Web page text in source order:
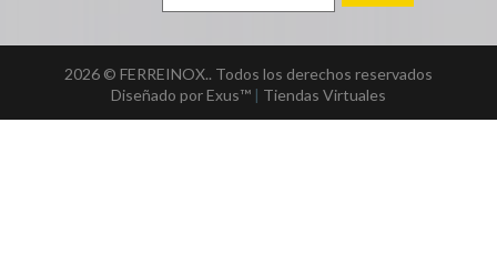
2026 © FERREINOX.. Todos los derechos reservados
Diseñado por Exus™ | Tiendas Virtuales